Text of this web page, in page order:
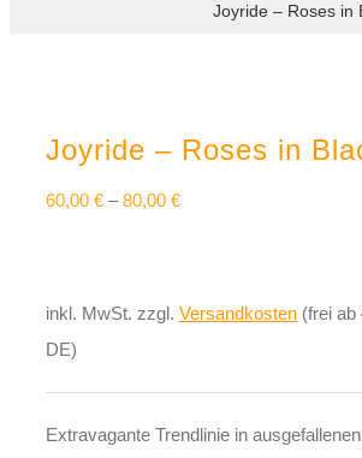
Joyride – Roses in
Joyride – Roses in
60,00 € –80,00 €
inkl. MwSt. zzgl. Versandkosten (frei ab
DE)
Extravagante Trendlinie in